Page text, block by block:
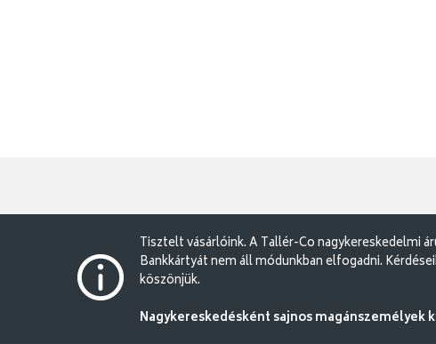
Tisztelt vásárlóink. A Tallér-Co nagykereskedelmi
Bankkártyát nem áll módunkban elfogadni.
köszönjük.
Nagykereskedésként sajnos magánszemélyek